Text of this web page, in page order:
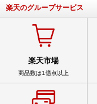
楽天のグループサービス
楽天市場
商品数は1億点以上